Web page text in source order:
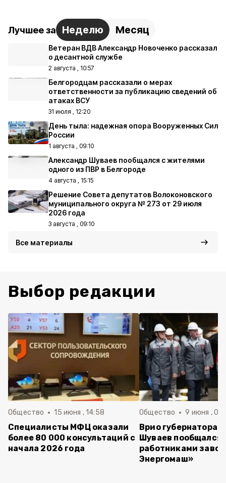
Лучшее за Неделю Месяц
Ветеран ВДВ Александр Новоченко рассказал
о десантной службе
2 августа , 10:57
Белгородцам рассказали о мерах
ответственности за публикацию сведений об
атаках ВСУ
31 июля , 12:20
День тыла: надежная опора Вооруженных Сил
России
1 августа , 09:10
Александр Шуваев пообщался с жителями
одного из ПВР в Белгороде
4 августа , 15:15
Решение Совета депутатов Волоконовского
муниципального округа № 273 от 29 июля
2026 года
3 августа , 09:10
Все материалы
Выбор редакции
Общество 15 июня , 14:58
Специалисты МФЦ оказали
более 80 000 консультаций с
начала 2026 года
Общество 9 июня ,
Врио губернатора
Шуваев пообщался
работниками
Энергомаш»